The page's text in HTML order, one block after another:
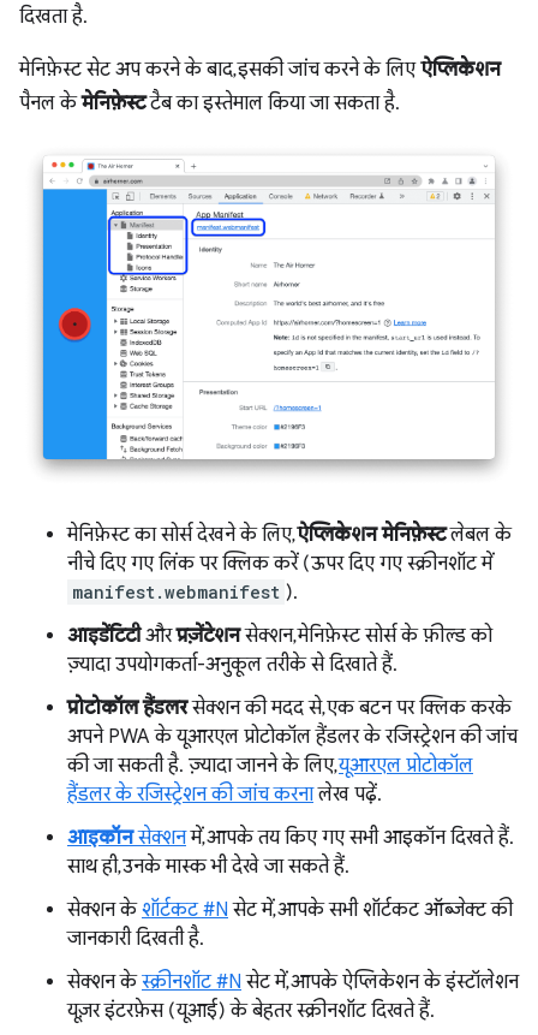
दिखता है.
मेनिफ़ेस्ट सेट अप करने के बाद, इसकी जांच करने के लिएऐप्लिकेशन
पैनल केमेनिफ़ेस्टटैब का इस्तेमाल किया जा सकता है.
मेनिफ़ेस्ट का सोर्स देखने के लिए,ऐप्लिकेशन मेनिफ़ेस्टलेबल के
नीचे दिए गए लिंक पर क्लिक करें (ऊपर दिए गए स्क्रीनशॉट में
manifest.webmanifest ).
आइडेंटिटीऔरप्रज़ेंटेशनसेक्शन, मेनिफ़ेस्ट सोर्स के फ़ील्ड को
ज़्यादा उपयोगकर्ता-अनुकूल तरीके से दिखाते हैं.
प्रोटोकॉल हैंडलरसेक्शन की मदद से, एक बटन पर क्लिक करके
अपने PWA के यूआरएल प्रोटोकॉल हैंडलर के रजिस्ट्रेशन की जांच
की जा सकती है. ज़्यादा जानने के लिए,यूआरएल प्रोटोकॉल
हैंडलर के रजिस्ट्रेशन की जांच करनालेख पढ़ें.
आइकॉनसेक्शनमें, आपके तय किए गए सभी आइकॉन दिखते हैं.
साथ ही, उनके मास्क भी देखे जा सकते हैं.
सेक्शन केशॉर्टकट #N सेट में, आपके सभी शॉर्टकट ऑब्जेक्ट की
जानकारी दिखती है.
सेक्शन केस्क्रीनशॉट #N सेट में, आपके ऐप्लिकेशन के इंस्टॉलेशन
यूज़र इंटरफ़ेस (यूआई) के बेहतर स्क्रीनशॉट दिखते हैं.